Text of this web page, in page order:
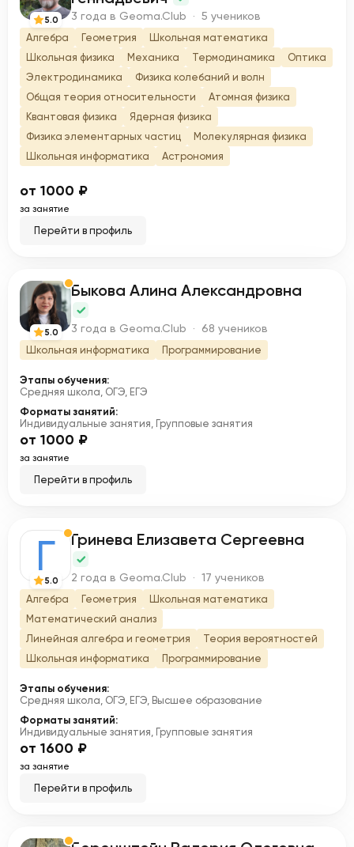
5.0 3 года в Geoma.Club · 5 учеников
Алгебра Геометрия
Школьная математика
Школьная физика
Механика Термодинамика
Оптика
Электродинамика
Физика колебаний и волн
Общая теория относительности
Атомная физика
Квантовая физика
Ядерная физика
Физика элементарных частиц
Молекулярная физика
Школьная информатика
Астрономия
от 1000 ₽
за занятие
Перейти в профиль
Б
5.0
Быкова Алина Александровна
3 года в Geoma.Club · 68 учеников
Школьная информатика Программирование
Этапы обучения:
Средняя школа, ОГЭ, ЕГЭ
Форматы занятий:
Индивидуальные занятия, Групповые занятия
от 1000 ₽
за занятие
Перейти в профиль
Г
5.0
Гринева Елизавета Сергеевна
2 года в Geoma.Club · 17 учеников
Алгебра Геометрия
Школьная математика
Математический анализ
Линейная алгебра и геометрия
Теория вероятностей
Школьная информатика
Программирование
Этапы обучения:
Средняя школа, ОГЭ, ЕГЭ, Высшее образование
Форматы занятий:
Индивидуальные занятия, Групповые занятия
от 1600 ₽
за занятие
Перейти в профиль